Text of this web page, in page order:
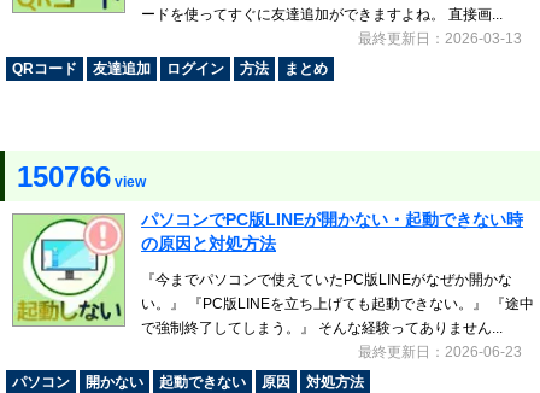
ードを使ってすぐに友達追加ができますよね。 直接画...
最終更新日：2026-03-13
QRコード
友達追加 ログイン 方法 まとめ
150766 view
パソコンでPC版LINEが開かない・起動できない時
の原因と対処方法
『今までパソコンで使えていたPC版LINEがなぜか開かな
い。』 『PC版LINEを立ち上げても起動できない。』 『途中
で強制終了してしまう。』 そんな経験ってありません...
最終更新日：2026-06-23
パソコン
開かない 起動できない 原因 対処方法